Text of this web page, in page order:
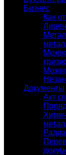
Бизнес
Как
Документы
Акт